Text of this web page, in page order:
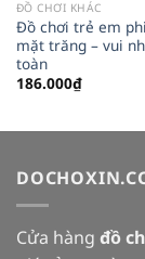
ĐỒ CHƠI KHÁC
Đồ chơi trẻ em
mặt trăng – vui
toàn
186.000₫
Cửa hàng đồ